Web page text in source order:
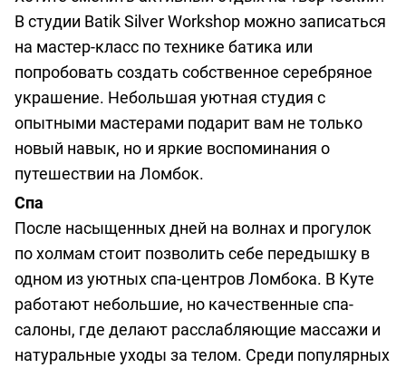
В студии Batik Silver Workshop можно записаться
на мастер-класс по технике батика или
попробовать создать собственное серебряное
украшение. Небольшая уютная студия с
опытными мастерами подарит вам не только
новый навык, но и яркие воспоминания о
путешествии на Ломбок.
Спа
После насыщенных дней на волнах и прогулок
по холмам стоит позволить себе передышку в
одном из уютных спа-центров Ломбока. В Куте
работают небольшие, но качественные спа-
салоны, где делают расслабляющие массажи и
натуральные уходы за телом. Среди популярных